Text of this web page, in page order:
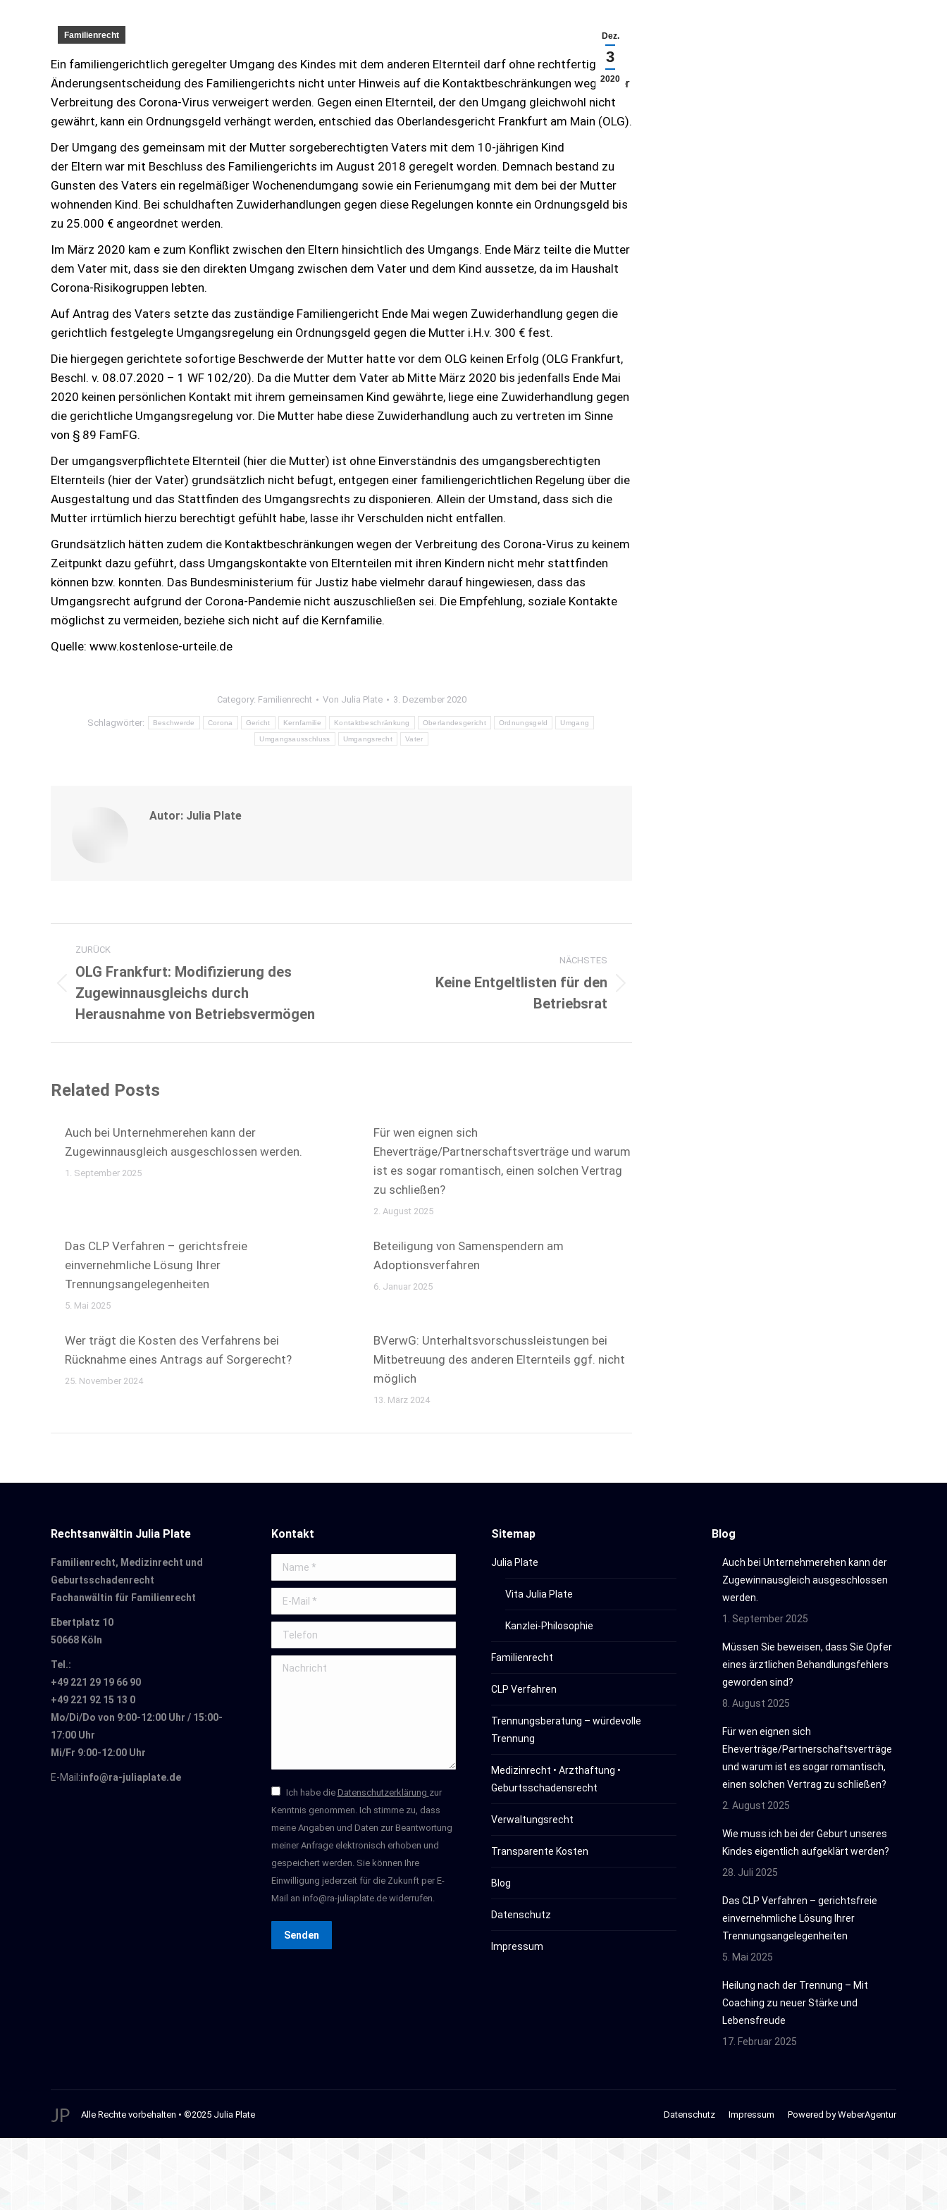
Dez.
3
2020
Familienrecht
Ein familiengerichtlich geregelter Umgang des Kindes mit dem anderen Elternteil darf ohne rechtfertigende
Änderungs­entscheidung des Familiengerichts nicht unter Hinweis auf die Kontak­tbeschränkungen wegen der
Verbreitung des Corona-Virus verweigert werden. Gegen einen Elternteil, der den Umgang gleichwohl nicht
gewährt, kann ein Ordnungsgeld verhängt werden, entschied das Oberlandesgericht Frankfurt am Main (OLG).
Der Umgang des gemeinsam mit der Mutter sorgeberechtigten Vaters mit dem 10-jährigen Kind
der Eltern war mit Beschluss des Familiengerichts im August 2018 geregelt worden. Demnach bestand zu
Gunsten des Vaters ein regelmäßiger Wochenendumgang sowie ein Ferienumgang mit dem bei der Mutter
wohnenden Kind. Bei schuldhaften Zuwiderhandlungen gegen diese Regelungen konnte ein Ordnungsgeld bis
zu 25.000 € angeordnet werden.
Im März 2020 kam e zum Konflikt zwischen den Eltern hinsichtlich des Umgangs. Ende März teilte die Mutter
dem Vater mit, dass sie den direkten Umgang zwischen dem Vater und dem Kind aussetze, da im Haushalt
Corona-Risikogruppen lebten.
Auf Antrag des Vaters setzte das zuständige Familiengericht Ende Mai wegen Zuwiderhandlung gegen die
gerichtlich festgelegte Umgangsregelung ein Ordnungsgeld gegen die Mutter i.H.v. 300 € fest.
Die hiergegen gerichtete sofortige Beschwerde der Mutter hatte vor dem OLG keinen Erfolg (OLG Frankfurt,
Beschl. v. 08.07.2020 – 1 WF 102/20). Da die Mutter dem Vater ab Mitte März 2020 bis jedenfalls Ende Mai
2020 keinen persönlichen Kontakt mit ihrem gemeinsamen Kind gewährte, liege eine Zuwiderhandlung gegen
die gerichtliche Umgangsregelung vor. Die Mutter habe diese Zuwiderhandlung auch zu vertreten im Sinne
von § 89 FamFG.
Der umgangsverpflichtete Elternteil (hier die Mutter) ist ohne Einverständnis des umgangsberechtigten
Elternteils (hier der Vater) grundsätzlich nicht befugt, entgegen einer familiengerichtlichen Regelung über die
Ausgestaltung und das Stattfinden des Umgangsrechts zu disponieren. Allein der Umstand, dass sich die
Mutter irrtümlich hierzu berechtigt gefühlt habe, lasse ihr Verschulden nicht entfallen.
Grundsätzlich hätten zudem die Kontaktbeschränkungen wegen der Verbreitung des Corona-Virus zu keinem
Zeitpunkt dazu geführt, dass Umgangskontakte von Elternteilen mit ihren Kindern nicht mehr stattfinden
können bzw. konnten. Das Bundesministerium für Justiz habe vielmehr darauf hingewiesen, dass das
Umgangsrecht aufgrund der Corona-Pandemie nicht auszuschließen sei. Die Empfehlung, soziale Kontakte
möglichst zu vermeiden, beziehe sich nicht auf die Kernfamilie.
Quelle: www.kostenlose-urteile.de
Category: Familienrecht Von Julia Plate 3. Dezember 2020
Schlagwörter: Beschwerde Corona Gericht Kernfamilie Kontaktbeschränkung Oberlandesgericht Ordnungsgeld Umgang
Umgangsausschluss Umgangsrecht Vater
Autor: Julia Plate
Kommentarnavigation
ZURÜCK
Vorheriger
Beitrag:
OLG Frankfurt: Modifizierung des
Zugewinnausgleichs durch
Herausnahme von Betriebsvermögen
NÄCHSTES
Keine Entgeltlisten für den
Betriebsrat
Related Posts
Auch bei Unternehmerehen kann der
Zugewinnausgleich ausgeschlossen werden.
1. September 2025
Für wen eignen sich
Eheverträge/Partnerschaftsverträge und warum
ist es sogar romantisch, einen solchen Vertrag
zu schließen?
2. August 2025
Das CLP Verfahren – gerichtsfreie
einvernehmliche Lösung Ihrer
Trennungsangelegenheiten
5. Mai 2025
Beteiligung von Samenspendern am
Adoptionsverfahren
6. Januar 2025
Wer trägt die Kosten des Verfahrens bei
Rücknahme eines Antrags auf Sorgerecht?
25. November 2024
BVerwG: Unterhaltsvorschussleistungen bei
Mitbetreuung des anderen Elternteils ggf. nicht
möglich
13. März 2024
Rechtsanwältin Julia Plate
Familienrecht, Medizinrecht und
Geburtsschadenrecht
Fachanwältin für Familienrecht
Ebertplatz 10
50668 Köln
Tel.:
+49 221 29 19 66 90
+49 221 92 15 13 0
Mo/Di/Do von 9:00-12:00 Uhr / 15:00-
17:00 Uhr
Mi/Fr 9:00-12:00 Uhr
E-Mail:info@ra-juliaplate.de
Kontakt
Name *
E-Mail *
Telefon
Nachricht
Ich habe die Datenschutzerklärung zur
Kenntnis genommen. Ich stimme zu, dass
meine Angaben und Daten zur Beantwortung
meiner Anfrage elektronisch erhoben und
gespeichert werden. Sie können Ihre
Einwilligung jederzeit für die Zukunft per E-
Mail an info@ra-juliaplate.de widerrufen.
Senden
Sitemap
Julia Plate
Vita Julia Plate
Kanzlei-Philosophie
Familienrecht
CLP Verfahren
Trennungsberatung – würdevolle
Trennung
Medizinrecht • Arzthaftung •
Geburtsschadensrecht
Verwaltungsrecht
Transparente Kosten
Blog
Datenschutz
Impressum
Blog
Auch bei Unternehmerehen kann der
Zugewinnausgleich ausgeschlossen
werden.
1. September 2025
Müssen Sie beweisen, dass Sie Opfer
eines ärztlichen Behandlungsfehlers
geworden sind?
8. August 2025
Für wen eignen sich
Eheverträge/Partnerschaftsverträge
und warum ist es sogar romantisch,
einen solchen Vertrag zu schließen?
2. August 2025
Wie muss ich bei der Geburt unseres
Kindes eigentlich aufgeklärt werden?
28. Juli 2025
Das CLP Verfahren – gerichtsfreie
einvernehmliche Lösung Ihrer
Trennungsangelegenheiten
5. Mai 2025
Heilung nach der Trennung – Mit
Coaching zu neuer Stärke und
Lebensfreude
17. Februar 2025
Alle Rechte vorbehalten • ©2025 Julia Plate Datenschutz Impressum Powered by WeberAgentur